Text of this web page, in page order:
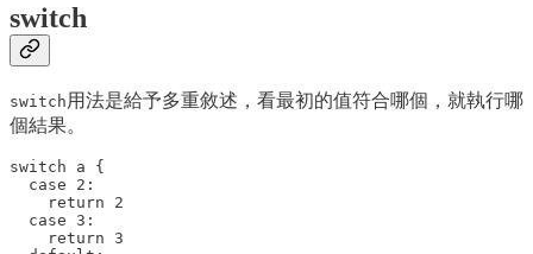
switch
switch用法是給予多重敘述，看最初的值符合哪個，就執行哪
個結果。
switch a {
  case 2:
    return 2
  case 3:
    return 3